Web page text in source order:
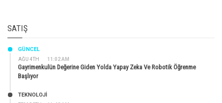
SATIŞ
AĞU 4TH 11:02 AM
GÜNCEL
Gayrimenkulün Değerine Giden Yolda Yapay Zeka Ve Robotik Öğrenme
Başlıyor
TEKNOLOJİ